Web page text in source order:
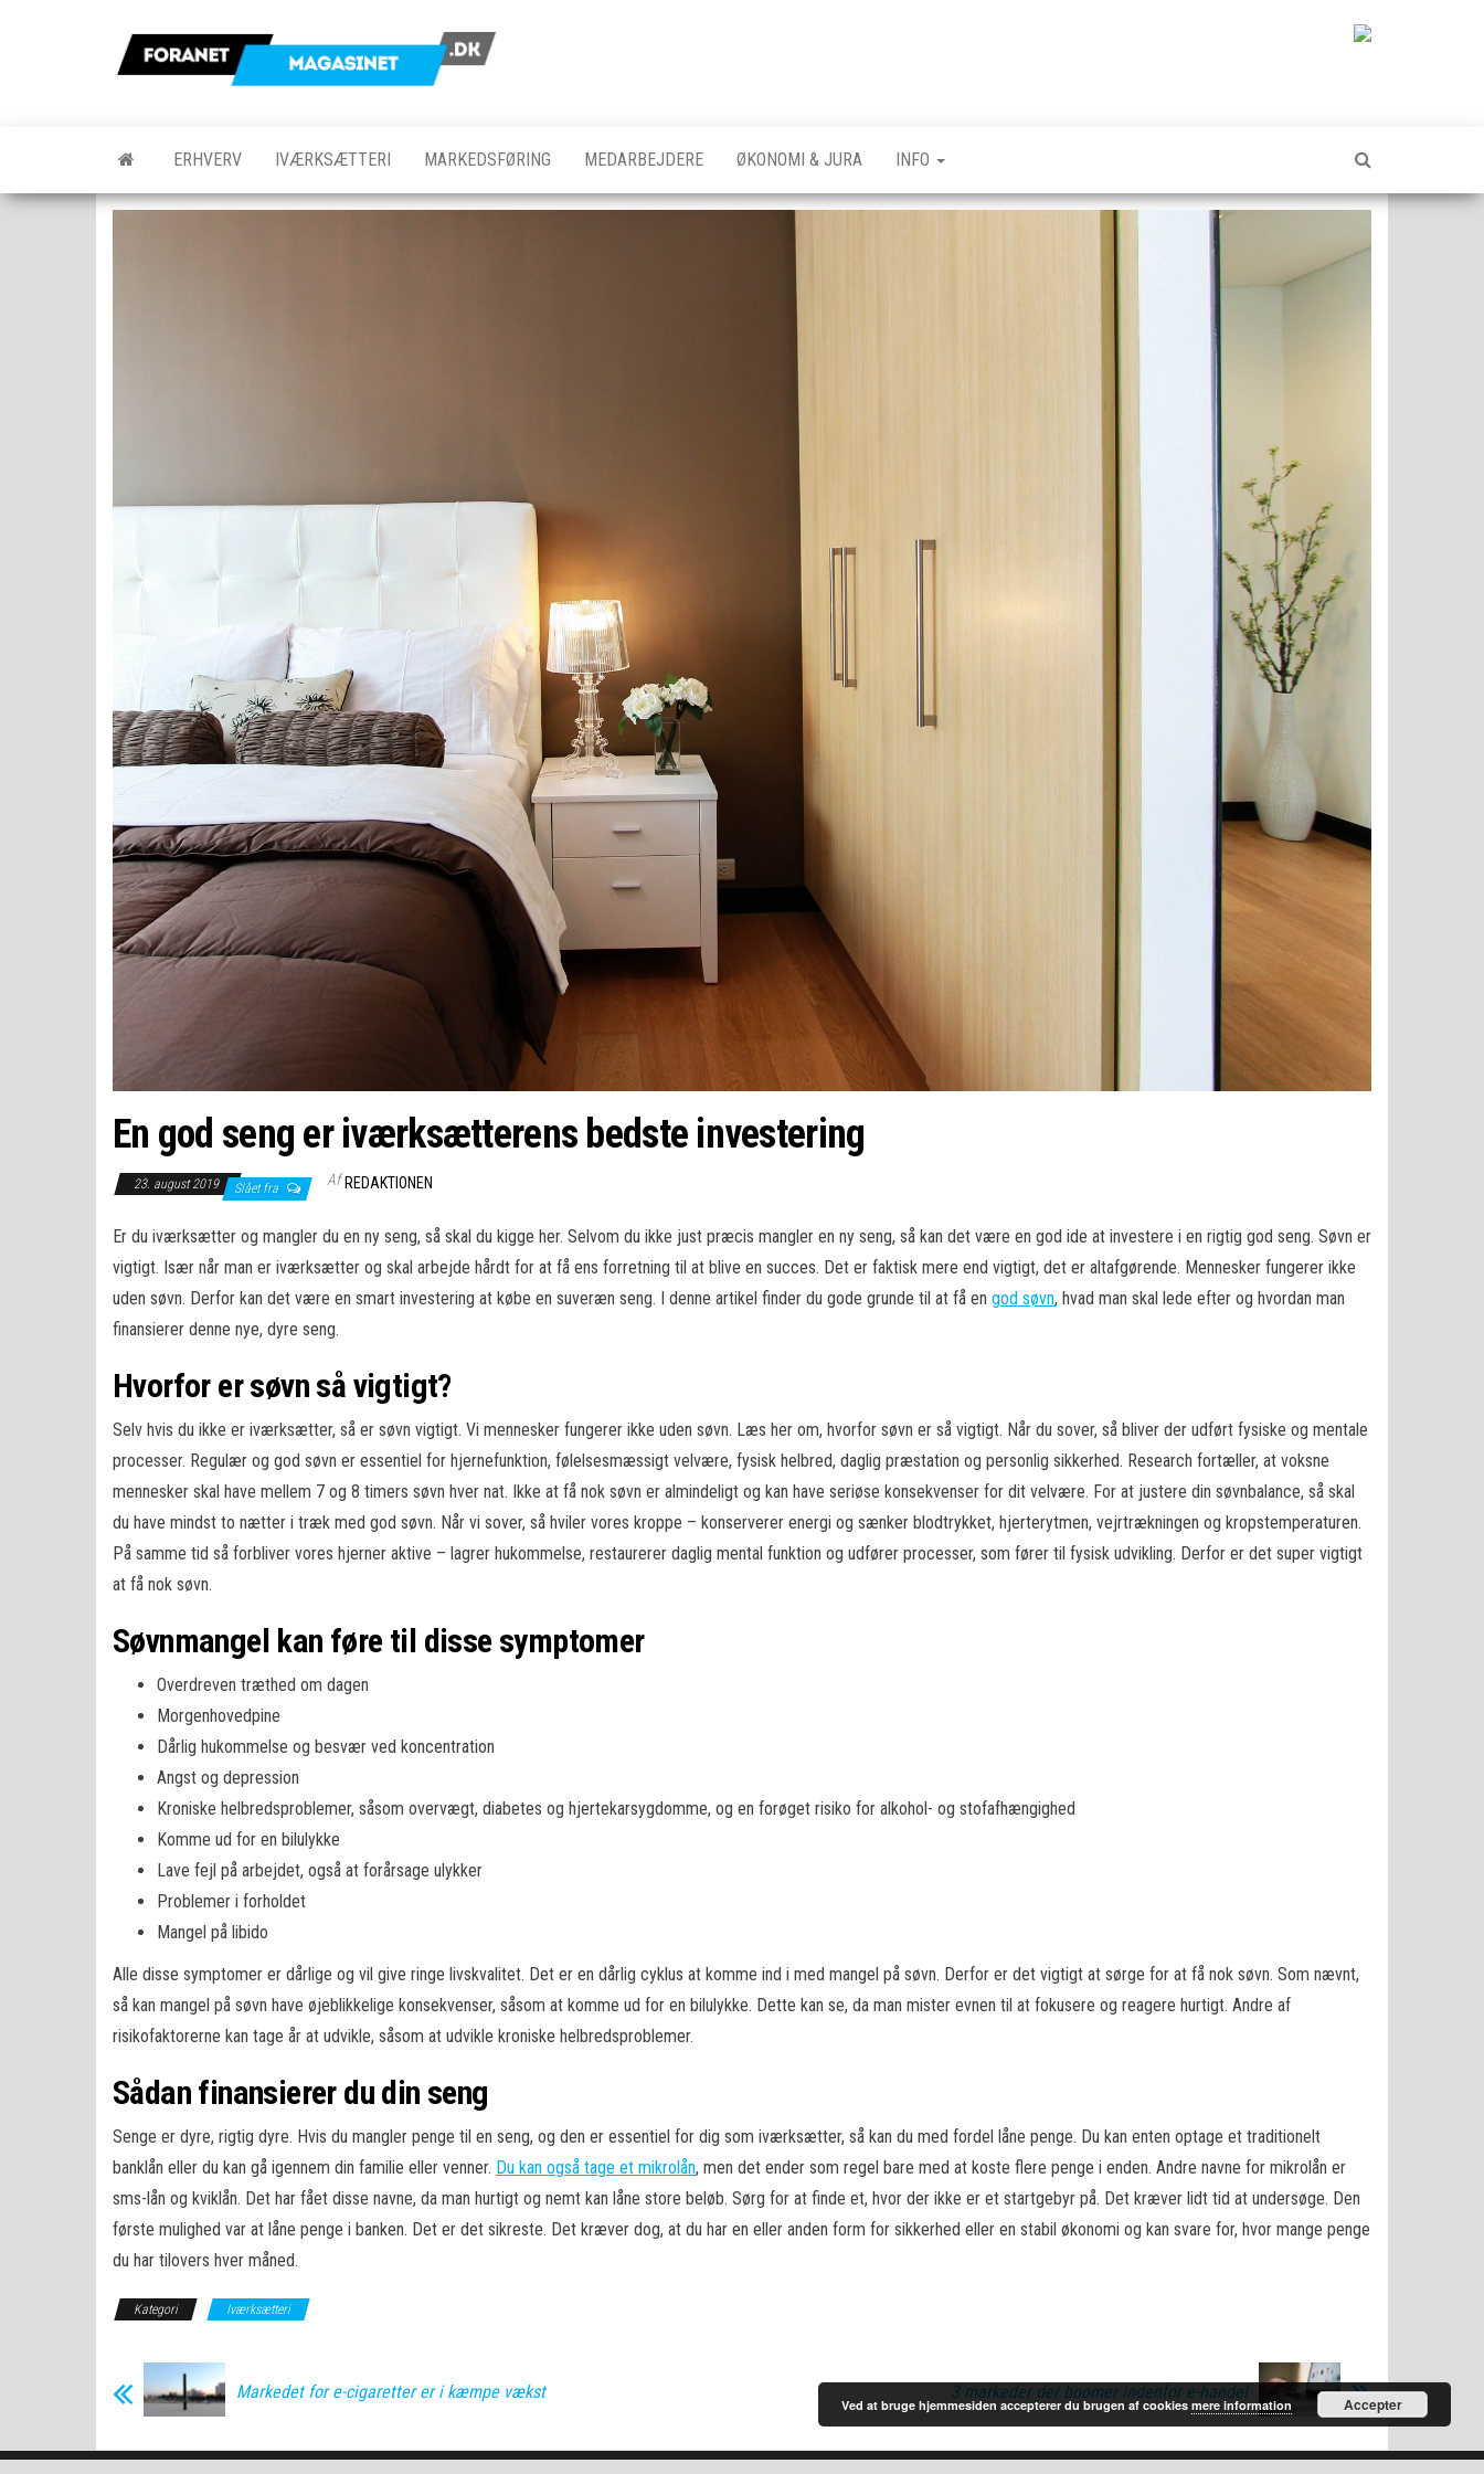
ERHVERV IVÆRKSÆTTERI MARKEDSFØRING MEDARBEJDERE ØKONOMI & JURA INFO
En god seng er iværksætterens bedste investering
23. august 2019 Slået fra Af REDAKTIONEN
Er du iværksætter og mangler du en ny seng, så skal du kigge her. Selvom du ikke just præcis mangler en ny seng, så kan det være en god ide at investere i en rigtig god seng. Søvn er
vigtigt. Især når man er iværksætter og skal arbejde hårdt for at få ens forretning til at blive en succes. Det er faktisk mere end vigtigt, det er altafgørende. Mennesker fungerer ikke
uden søvn. Derfor kan det være en smart investering at købe en suveræn seng. I denne artikel finder du gode grunde til at få en god søvn, hvad man skal lede efter og hvordan man
finansierer denne nye, dyre seng.
Hvorfor er søvn så vigtigt?
Selv hvis du ikke er iværksætter, så er søvn vigtigt. Vi mennesker fungerer ikke uden søvn. Læs her om, hvorfor søvn er så vigtigt. Når du sover, så bliver der udført fysiske og mentale
processer. Regulær og god søvn er essentiel for hjernefunktion, følelsesmæssigt velvære, fysisk helbred, daglig præstation og personlig sikkerhed. Research fortæller, at voksne
mennesker skal have mellem 7 og 8 timers søvn hver nat. Ikke at få nok søvn er almindeligt og kan have seriøse konsekvenser for dit velvære. For at justere din søvnbalance, så skal
du have mindst to nætter i træk med god søvn. Når vi sover, så hviler vores kroppe – konserverer energi og sænker blodtrykket, hjerterytmen, vejrtrækningen og kropstemperaturen.
På samme tid så forbliver vores hjerner aktive – lagrer hukommelse, restaurerer daglig mental funktion og udfører processer, som fører til fysisk udvikling. Derfor er det super vigtigt
at få nok søvn.
Søvnmangel kan føre til disse symptomer
Overdreven træthed om dagen
Morgenhovedpine
Dårlig hukommelse og besvær ved koncentration
Angst og depression
Kroniske helbredsproblemer, såsom overvægt, diabetes og hjertekarsygdomme, og en forøget risiko for alkohol- og stofafhængighed
Komme ud for en bilulykke
Lave fejl på arbejdet, også at forårsage ulykker
Problemer i forholdet
Mangel på libido
Alle disse symptomer er dårlige og vil give ringe livskvalitet. Det er en dårlig cyklus at komme ind i med mangel på søvn. Derfor er det vigtigt at sørge for at få nok søvn. Som nævnt,
så kan mangel på søvn have øjeblikkelige konsekvenser, såsom at komme ud for en bilulykke. Dette kan se, da man mister evnen til at fokusere og reagere hurtigt. Andre af
risikofaktorerne kan tage år at udvikle, såsom at udvikle kroniske helbredsproblemer.
Sådan finansierer du din seng
Senge er dyre, rigtig dyre. Hvis du mangler penge til en seng, og den er essentiel for dig som iværksætter, så kan du med fordel låne penge. Du kan enten optage et traditionelt
banklån eller du kan gå igennem din familie eller venner. Du kan også tage et mikrolån, men det ender som regel bare med at koste flere penge i enden. Andre navne for mikrolån er
sms-lån og kviklån. Det har fået disse navne, da man hurtigt og nemt kan låne store beløb. Sørg for at finde et, hvor der ikke er et startgebyr på. Det kræver lidt tid at undersøge. Den
første mulighed var at låne penge i banken. Det er det sikreste. Det kræver dog, at du har en eller anden form for sikkerhed eller en stabil økonomi og kan svare for, hvor mange penge
du har tilovers hver måned.
Kategori Iværksætteri
Markedet for e-cigaretter er i kæmpe vækst 3 markeder der boomer indenfor e-handel
Ved at bruge hjemmesiden accepterer du brugen af cookies mere information Accepter